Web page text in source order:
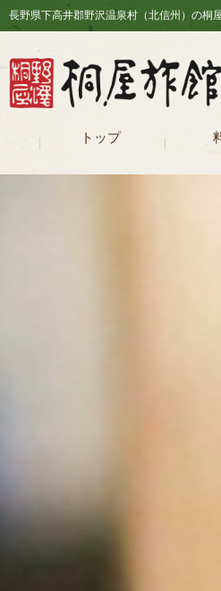
長野県下高井郡野沢温泉村（北信州）の桐
トップ